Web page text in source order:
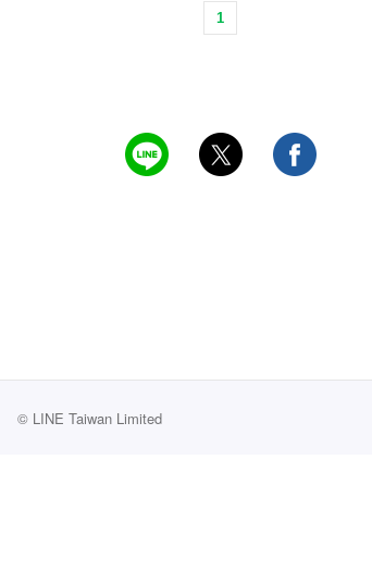
1
© LINE Taiwan Limited